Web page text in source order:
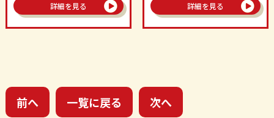
詳細を見る 詳細を見る
前へ 一覧に戻る 次へ